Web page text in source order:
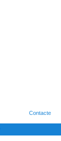
Contacte